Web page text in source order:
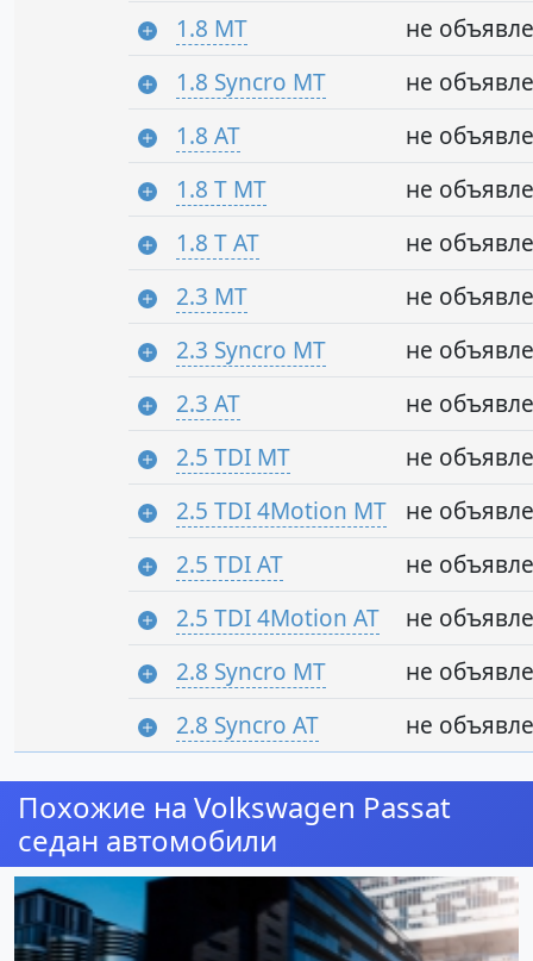
1.8 MT
не
1.8 Syncro MT
не
1.8 AT
не
1.8 T MT
не
1.8 T AT
не
2.3 MT
не
2.3 Syncro MT
не
2.3 AT
не
2.5 TDI MT
не
2.5 TDI 4Motion MT
не
2.5 TDI AT
не
2.5 TDI 4Motion AT
не
2.8 Syncro MT
не
2.8 Syncro AT
не
Похожие на Volkswagen Passat
седан автомобили